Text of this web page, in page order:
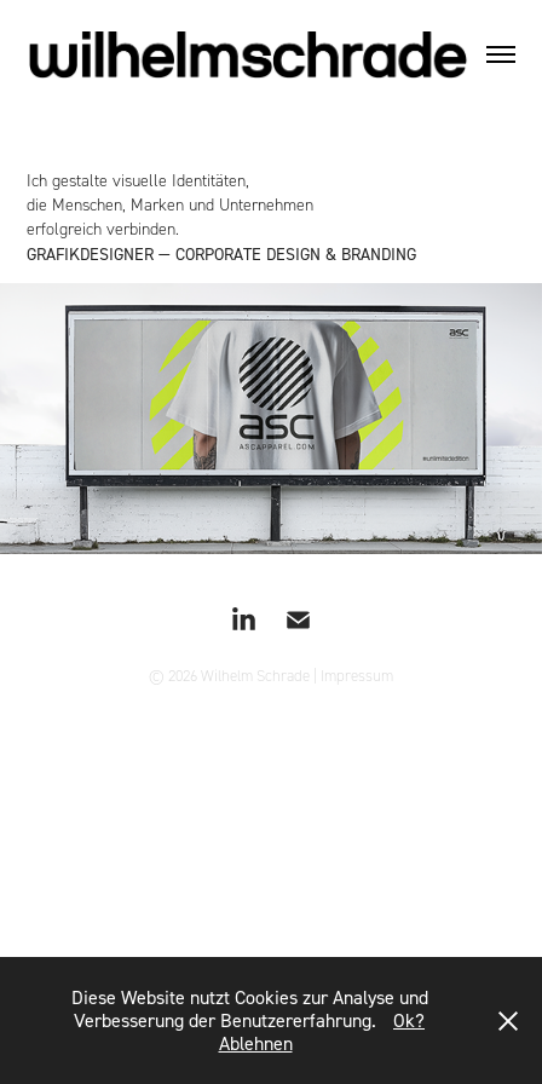
Ich gestalte visuelle Identitäten,
die Menschen, Marken und Unternehmen
erfolgreich verbinden.
GRAFIKDESIGNER — CORPORATE DESIGN & BRANDING
© 2026 Wilhelm Schrade | Impressum
Diese Website nutzt Cookies zur Analyse und
Verbesserung der Benutzererfahrung.
Ok?
Ablehnen